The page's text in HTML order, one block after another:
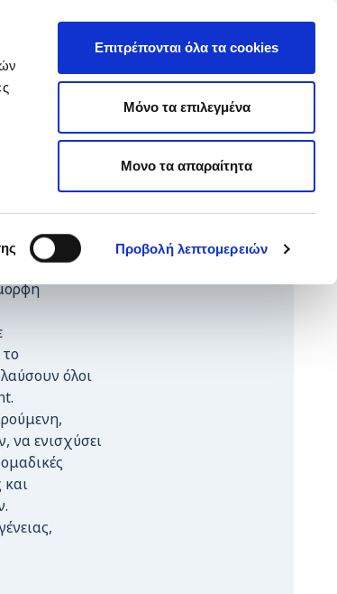
Προβολή λεπτομερειών
Επιτρέπονται όλα τα cookies
Μόνο τα επιλεγμένα
Μονο τα απαραίτητα
ΥΙΟΘΕΣΙΑ ΚΑΝΕ ΔΩΡΕΑ
γονείς
όλοι
να ενισχύσει
και
EΛ